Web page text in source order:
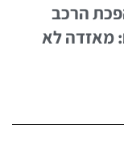
הרכב
מאזדה לא